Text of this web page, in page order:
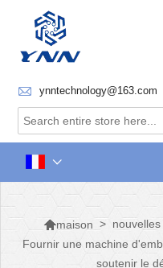
 ynntechnology@163.com

maison > nouvelles
Fournir une machine
soutenir le